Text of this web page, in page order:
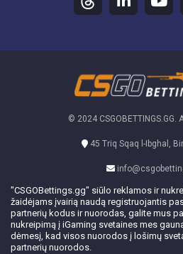
© 2024
45 Triq Sqaq l-Ibghal,
"CSGOBettings.gg" siūlo reklamos ir
žaidėjams įvairią naudą registruojantis
partnerių kodus ir nuorodas, galite mus
nukreipimą į iGaming svetaines mes
dėmesį, kad visos nuorodos į lošimų
partnerių nuorodos.